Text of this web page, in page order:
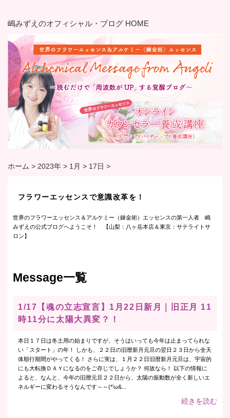
嶋みずえのオフィシャル・ブログ HOME
ホーム > 2023年 > 1月 > 17日 >
フラワーエッセンスで意識改革を！
世界のフラワーエッセンス＆アルケミー（錬金術）エッセンスの第一人者 嶋
みずえの公式ブログへようこそ！ 【山梨：八ヶ岳本店＆東京：サテライトサ
ロン】
Message一覧
1/17【魂の立志宣言】1月22日新月｜旧正月 11
時11分に太陽大異変？！
本日１７日は冬土用の始まりですが、そうはいっても今年は止まってられな
い「スタート」の年！ しかも、２２日の旧暦新月元旦の翌日２３日から全天
体順行期間がやってくる！ さらに実は、１月２２日旧暦新月元旦は、宇宙的
にも大転換ＤＡＹになるのをご存じでしょうか？ 何故なら！ 以下の情報に
よると、なんと、今年の旧暦元旦２２日から、太陽の振動数が全く新しいエ
ネルギーに変わるそうなんです～～(*’ω&...
続きを読む